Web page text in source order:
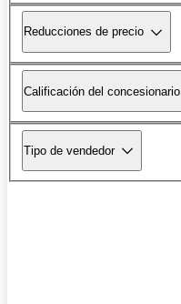
Reducciones de precio
Calificación del concesionario
Tipo de vendedor